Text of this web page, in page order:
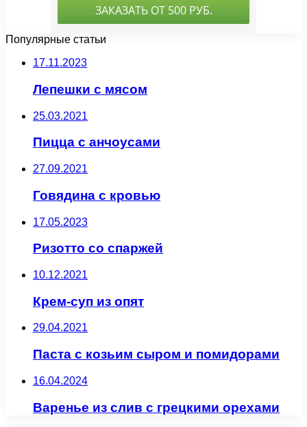
Популярные статьи
17.11.2023
Лепешки с мясом
25.03.2021
Пицца с анчоусами
27.09.2021
Говядина с кровью
17.05.2023
Ризотто со спаржей
10.12.2021
Крем-суп из опят
29.04.2021
Паста с козьим сыром и помидорами
16.04.2024
Варенье из слив с грецкими орехами